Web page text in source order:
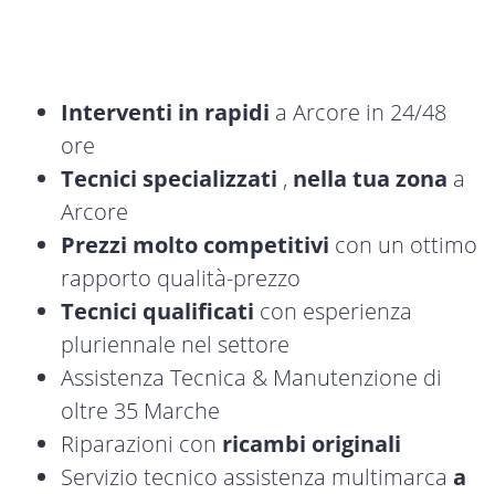
Interventi in rapidi a Arcore in 24/48
ore
Tecnici specializzati , nella tua zona a
Arcore
Prezzi molto competitivi con un ottimo
rapporto qualità-prezzo
Tecnici qualificati con esperienza
pluriennale nel settore
Assistenza Tecnica & Manutenzione di
oltre 35 Marche
Riparazioni con ricambi originali
Servizio tecnico assistenza multimarca a